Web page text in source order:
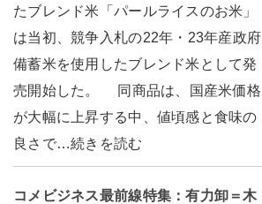
たブレンド米「パールライスのお米」
は当初、競争入札の22年・23年産政府
備蓄米を使用したブレンド米として発
売開始した。 同商品は、国産米価格
が大幅に上昇する中、値頃感と食味の
良さで…続きを読む
コメビジネス最前線特集：有力卸＝木